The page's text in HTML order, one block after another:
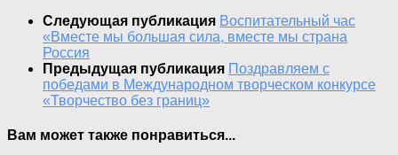
Следующая публикация Воспитательный час
«Вместе мы большая сила, вместе мы страна
Россия
Предыдущая публикация Поздравляем с
победами в Международном творческом конкурсе
«Творчество без границ»
Вам может также понравиться...